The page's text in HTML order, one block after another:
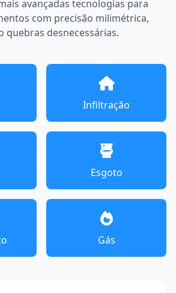
avançadas tecnologias para
com precisão milimétrica,
quebras desnecessárias.
Infiltração
Esgoto
Gás